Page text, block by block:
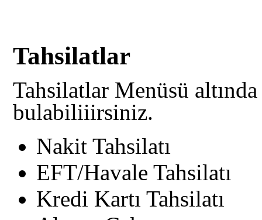
Tahsilatlar
Tahsilatlar Menüsü
bulabiliiirsiniz.
Nakit Tahsilatı
EFT/Havale Tahsilatı
Kredi Kartı Tahsilatı